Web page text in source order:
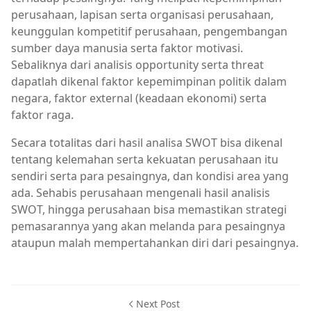
perusahaan, lapisan serta organisasi perusahaan,
keunggulan kompetitif perusahaan, pengembangan
sumber daya manusia serta faktor motivasi.
Sebaliknya dari analisis opportunity serta threat
dapatlah dikenal faktor kepemimpinan politik dalam
negara, faktor external (keadaan ekonomi) serta
faktor raga.
Secara totalitas dari hasil analisa SWOT bisa dikenal
tentang kelemahan serta kekuatan perusahaan itu
sendiri serta para pesaingnya, dan kondisi area yang
ada. Sehabis perusahaan mengenali hasil analisis
SWOT, hingga perusahaan bisa memastikan strategi
pemasarannya yang akan melanda para pesaingnya
ataupun malah mempertahankan diri dari pesaingnya.
Next Post